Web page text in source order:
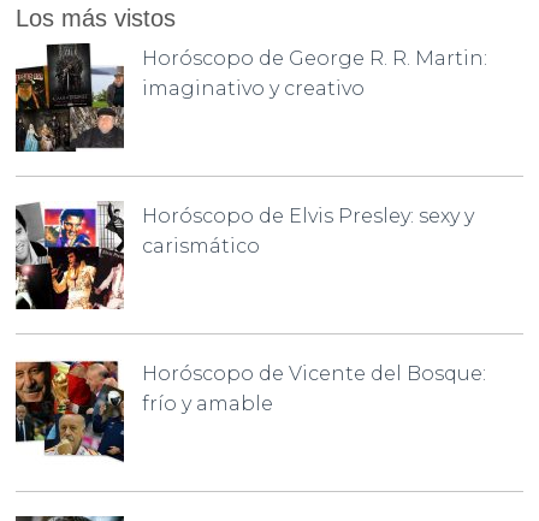
Los más vistos
Horóscopo de George R. R. Martin:
imaginativo y creativo
Horóscopo de Elvis Presley: sexy y
carismático
Horóscopo de Vicente del Bosque:
frío y amable